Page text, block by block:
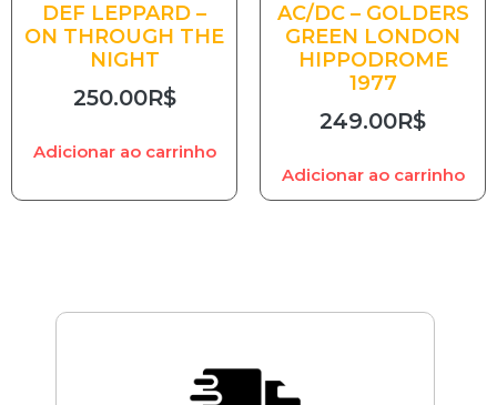
DEF LEPPARD –
ON THROUGH THE
NIGHT
250.00R$
Adicionar ao carrinho
AC/DC – GOLDERS
GREEN LONDON
HIPPODROME
1977
249.00R$
Adicionar ao carrinho